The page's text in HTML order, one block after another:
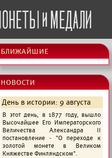
ближайшие
новости
День в истории: 9 августа
В этот день, в 1877 году, вышло
Высочайшее Его Императорского
Величества Александра II
постановление - "О переходе к
золотой монете в Великом
Княжестве Финляндском".